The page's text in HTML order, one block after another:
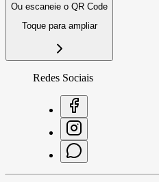
Ou escaneie o QR Code
Toque para ampliar
Redes Sociais